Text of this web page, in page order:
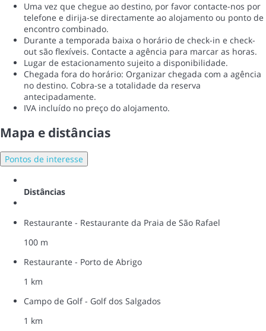
Uma vez que chegue ao destino, por favor contacte-nos por
telefone e dirija-se directamente ao alojamento ou ponto de
encontro combinado.
Durante a temporada baixa o horário de check-in e check-
out são flexíveis. Contacte a agência para marcar as horas.
Lugar de estacionamento sujeito a disponibilidade.
Chegada fora do horário: Organizar chegada com a agência
no destino. Cobra-se a totalidade da reserva
antecipadamente.
IVA incluído no preço do alojamento.
Mapa e distâncias
Pontos de interesse
Distâncias
Restaurante - Restaurante da Praia de São Rafael
100 m
Restaurante - Porto de Abrigo
1 km
Campo de Golf - Golf dos Salgados
1 km